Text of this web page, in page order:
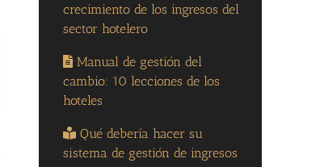
crecimiento de los ingresos del
sector hotelero
Manual de gestión del
cambio: 10 lecciones de los
hoteles
Qué debería hacer su
sistema de gestión de ingresos